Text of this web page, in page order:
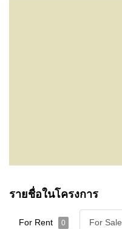
รายชื่อในโครงการ
For Rent 0 For Sale